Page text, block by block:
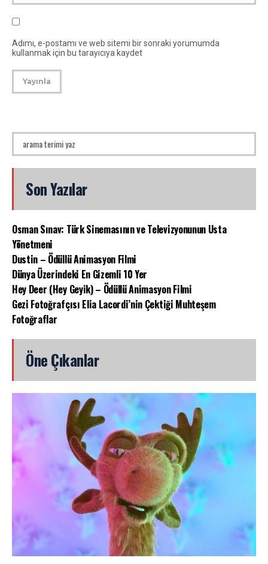
Adımı, e-postamı ve web sitemi bir sonraki yorumumda
kullanmak için bu tarayıcıya kaydet
Son Yazılar
Osman Sınav: Türk Sinemasının ve Televizyonunun Usta
Yönetmeni
Dustin – Ödüllü Animasyon Filmi
Dünya Üzerindeki En Gizemli 10 Yer
Hey Deer (Hey Geyik) – Ödüllü Animasyon Filmi
Gezi Fotoğrafçısı Elia Lacordi’nin Çektiği Muhteşem
Fotoğraflar
Öne Çıkanlar